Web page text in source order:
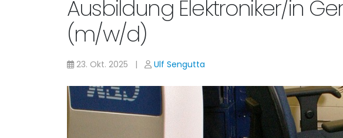
Ausbildung Elektroniker/in
(m/w/d)
23. Okt. 2025 | Ulf Sengutta